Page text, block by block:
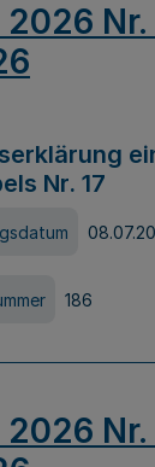
2026 Nr.
Nr. 17
186
2026